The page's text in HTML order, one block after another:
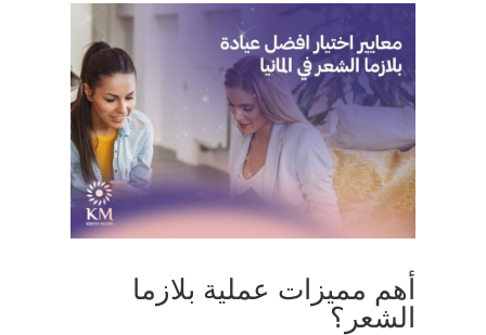
أهم مميزات عملية بلازما
الشعر؟